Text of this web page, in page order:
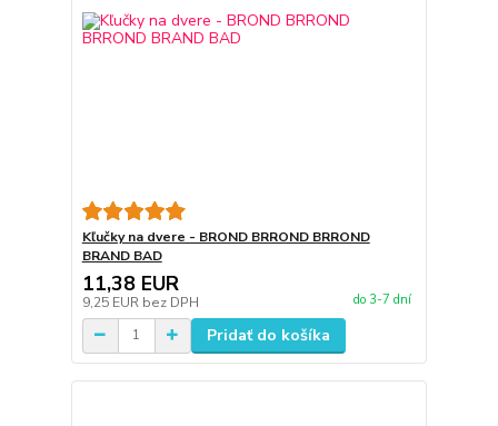
Kľučky na dvere - BROND BRROND BRROND
BRAND BAD
11,38 EUR
9,25 EUR bez DPH do 3-7 dní
Pridať do košíka